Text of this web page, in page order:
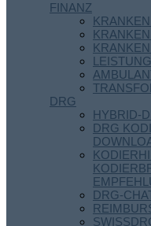
FINANZ
DRG
HYBRID-
DRG
DRG-